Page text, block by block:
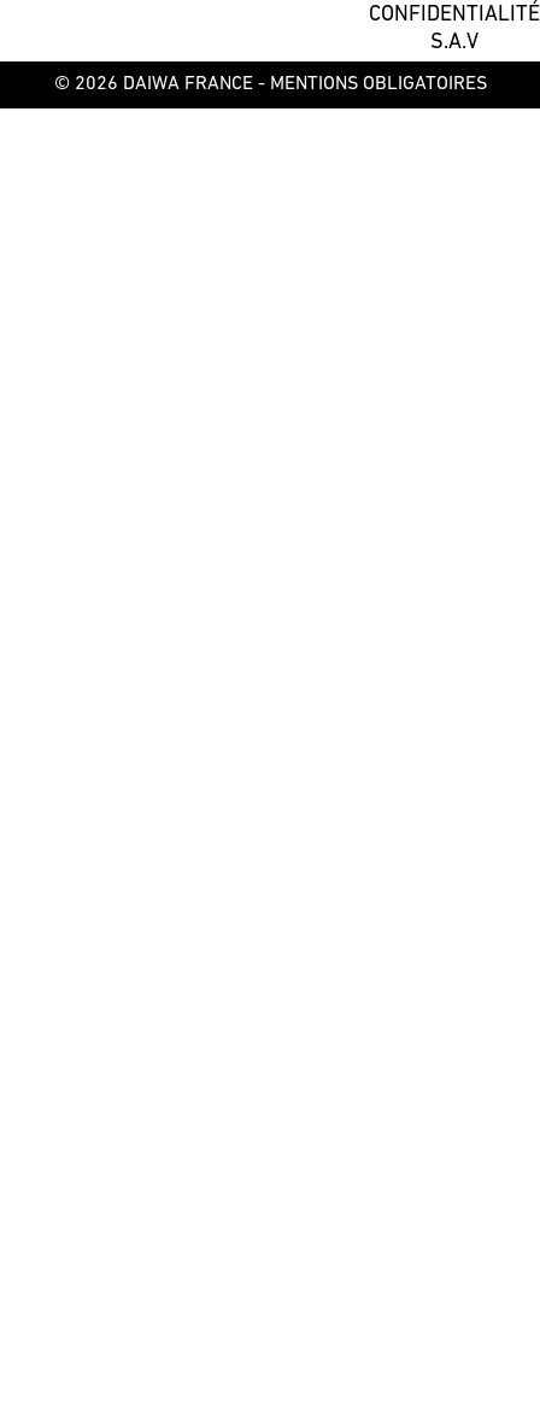
CONFIDENTIALITÉ
S.A.V
© 2026 DAIWA FRANCE - MENTIONS OBLIGATOIRES